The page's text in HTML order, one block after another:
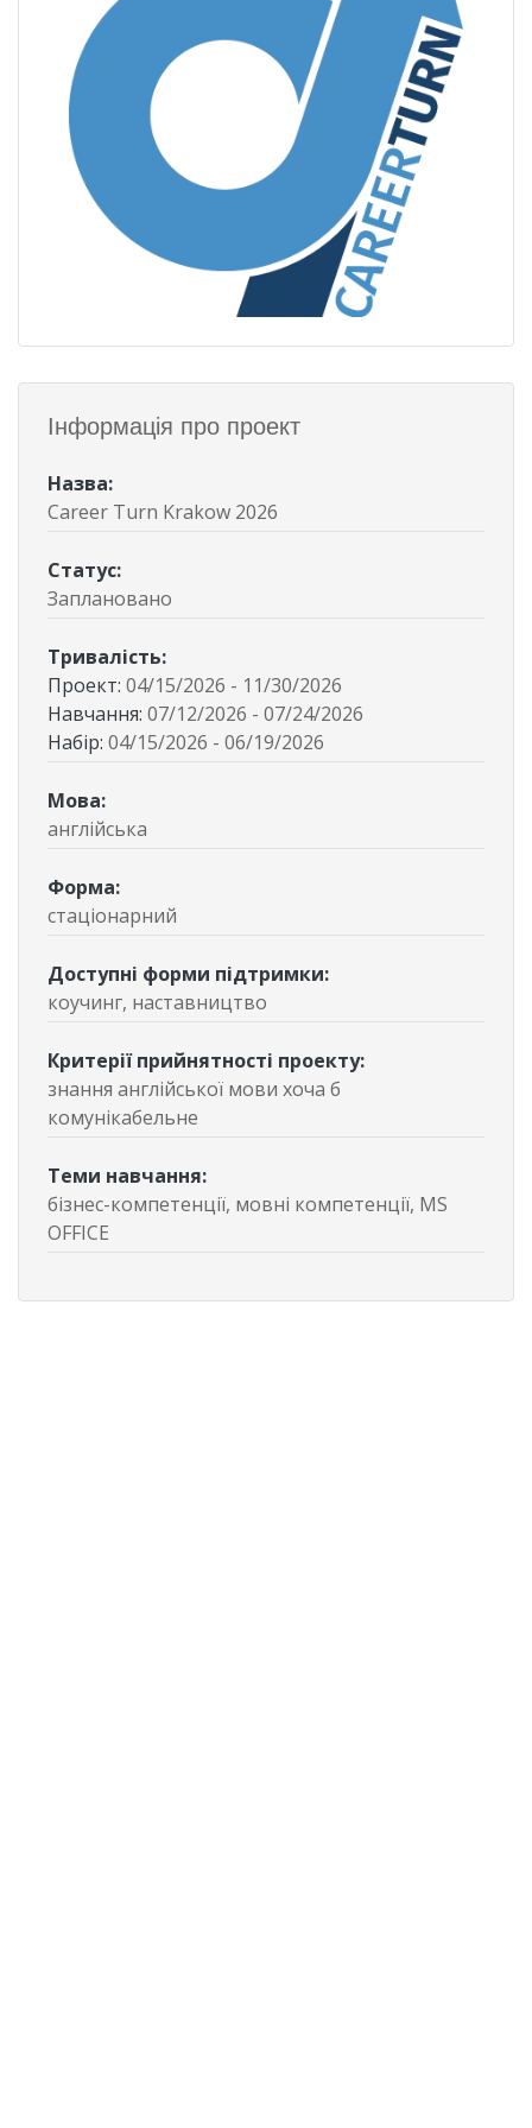
Інформація про проект
Назва:
Career Turn Krakow 2026
Статус:
Заплановано
Тривалість:
Проект: 04/15/2026 - 11/30/2026
Навчання: 07/12/2026 - 07/24/2026
Набір: 04/15/2026 - 06/19/2026
Мова:
англійська
Форма:
стаціонарний
Доступні форми підтримки:
коучинг, наставництво
Критерії прийнятності проекту:
знання англійської мови хоча б
комунікабельне
Теми навчання:
бізнес-компетенції, мовні компетенції, MS
OFFICE